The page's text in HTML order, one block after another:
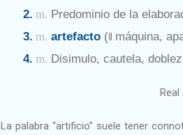
2. m. Predominio de la
3. m. artefacto (‖ máquina,
4. m. Disimulo, cautela,
La palabra “artificio” suele tener